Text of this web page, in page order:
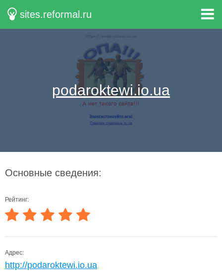
sites.reformal.ru
podaroktewi.io.ua
Основные сведения:
Рейтинг:
Адрес:
http://podaroktewi.io.ua